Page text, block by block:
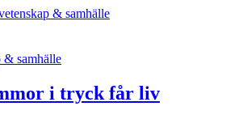
& samhälle
i tryck får liv